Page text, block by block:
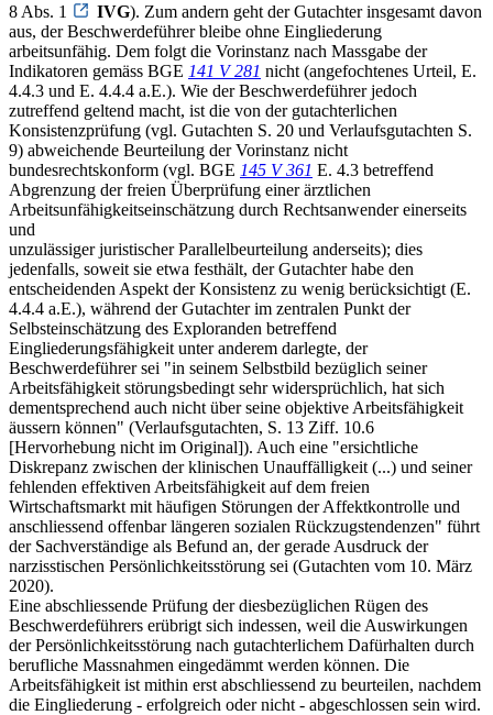
8 Abs. 1
IVG). Zum andern geht der Gutachter insgesamt davon
aus, der Beschwerdeführer bleibe ohne Eingliederung
arbeitsunfähig. Dem folgt die Vorinstanz nach Massgabe der
Indikatoren gemäss BGE 141 V 281 nicht (angefochtenes Urteil, E.
4.4.3 und E. 4.4.4 a.E.). Wie der Beschwerdeführer jedoch
zutreffend geltend macht, ist die von der gutachterlichen
Konsistenzprüfung (vgl. Gutachten S. 20 und Verlaufsgutachten S.
9) abweichende Beurteilung der Vorinstanz nicht
bundesrechtskonform (vgl. BGE 145 V 361 E. 4.3 betreffend
Abgrenzung der freien Überprüfung einer ärztlichen
Arbeitsunfähigkeitseinschätzung durch Rechtsanwender einerseits
und
unzulässiger juristischer Parallelbeurteilung anderseits); dies
jedenfalls, soweit sie etwa festhält, der Gutachter habe den
entscheidenden Aspekt der Konsistenz zu wenig berücksichtigt (E.
4.4.4 a.E.), während der Gutachter im zentralen Punkt der
Selbsteinschätzung des Exploranden betreffend
Eingliederungsfähigkeit unter anderem darlegte, der
Beschwerdeführer sei "in seinem Selbstbild bezüglich seiner
Arbeitsfähigkeit störungsbedingt sehr widersprüchlich, hat sich
dementsprechend auch nicht über seine objektive Arbeitsfähigkeit
äussern können" (Verlaufsgutachten, S. 13 Ziff. 10.6
[Hervorhebung nicht im Original]). Auch eine "ersichtliche
Diskrepanz zwischen der klinischen Unauffälligkeit (...) und seiner
fehlenden effektiven Arbeitsfähigkeit auf dem freien
Wirtschaftsmarkt mit häufigen Störungen der Affektkontrolle und
anschliessend offenbar längeren sozialen Rückzugstendenzen" führt
der Sachverständige als Befund an, der gerade Ausdruck der
narzisstischen Persönlichkeitsstörung sei (Gutachten vom 10. März
2020).
Eine abschliessende Prüfung der diesbezüglichen Rügen des
Beschwerdeführers erübrigt sich indessen, weil die Auswirkungen
der Persönlichkeitsstörung nach gutachterlichem Dafürhalten durch
berufliche Massnahmen eingedämmt werden können. Die
Arbeitsfähigkeit ist mithin erst abschliessend zu beurteilen, nachdem
die Eingliederung - erfolgreich oder nicht - abgeschlossen sein wird.